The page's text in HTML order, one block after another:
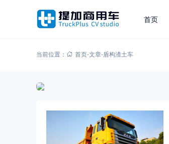
首页
当前位置： 首页-文章-盾构渣土车